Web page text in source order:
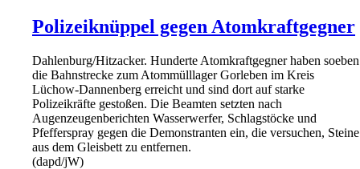
Polizeiknüppel gegen Atomkraftgegner
Dahlenburg/Hitzacker. Hunderte Atomkraftgegner haben soeben
die Bahnstrecke zum Atommülllager Gorleben im Kreis
Lüchow-Dannenberg erreicht und sind dort auf starke
Polizeikräfte gestoßen. Die Beamten setzten nach
Augenzeugenberichten Wasserwerfer, Schlagstöcke und
Pfefferspray gegen die Demonstranten ein, die versuchen, Steine
aus dem Gleisbett zu entfernen.
(dapd/jW)